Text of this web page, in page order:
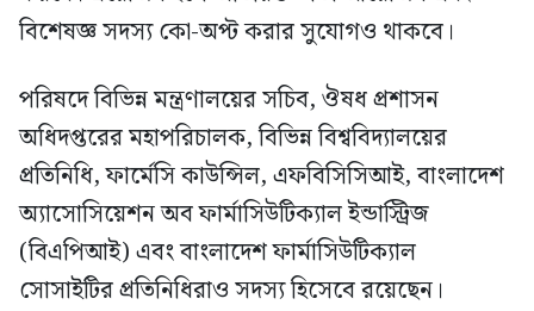
বিশেষজ্ঞ সদস্য কো-অপ্ট করার সুযোগও থাকবে।
পরিষদে বিভিন্ন মন্ত্রণালয়ের সচিব, ঔষধ প্রশাসন
অধিদপ্তরের মহাপরিচালক, বিভিন্ন বিশ্ববিদ্যালয়ের
প্রতিনিধি, ফার্মেসি কাউন্সিল, এফবিসিসিআই, বাংলাদেশ
অ্যাসোসিয়েশন অব ফার্মাসিউটিক্যাল ইন্ডাস্ট্রিজ
(বিএপিআই) এবং বাংলাদেশ ফার্মাসিউটিক্যাল
সোসাইটির প্রতিনিধিরাও সদস্য হিসেবে রয়েছেন।